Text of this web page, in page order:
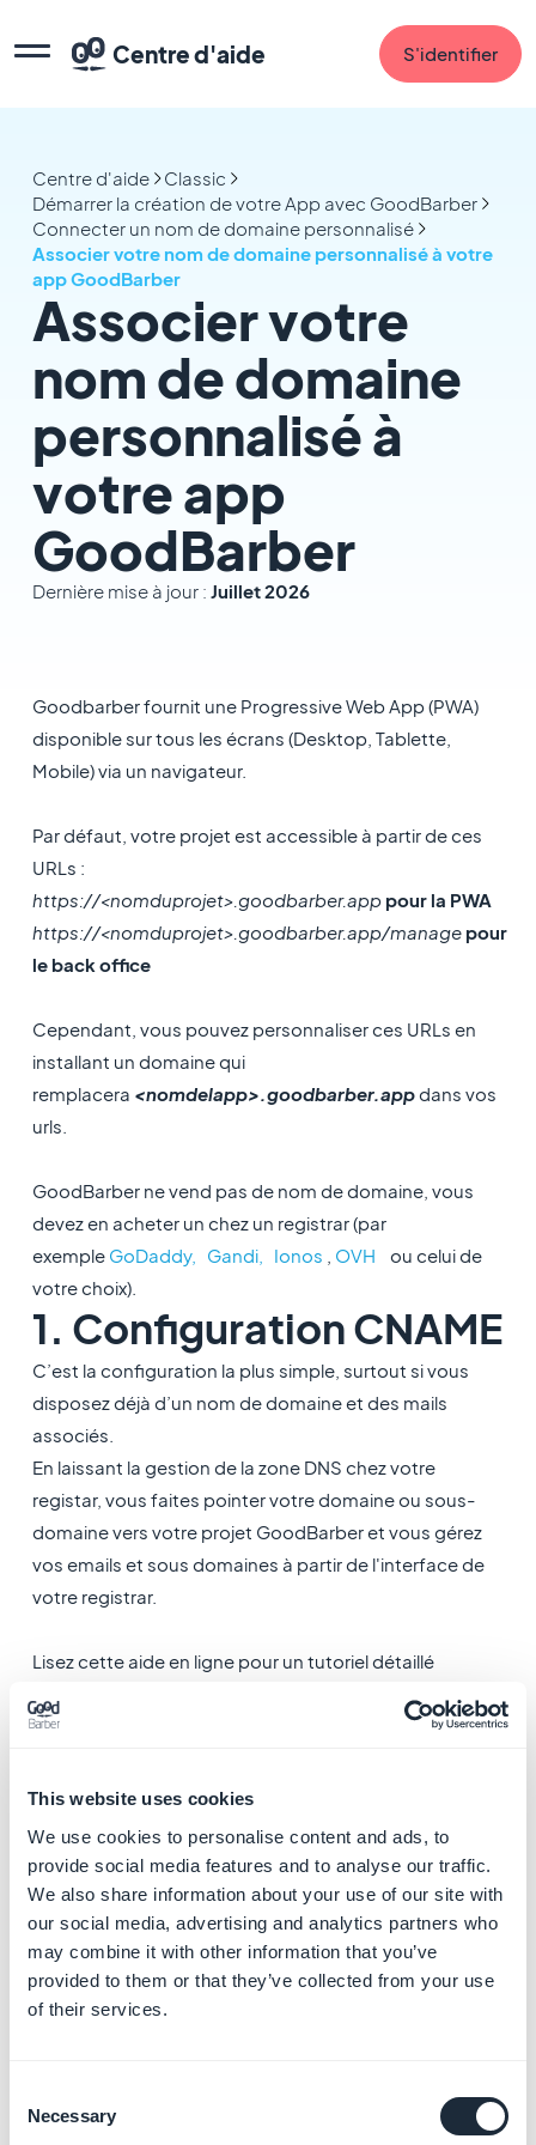
This website uses cookies
We use cookies to personalise content and ads, to
provide social media features and to analyse our traffic.
We also share information about your use of our site with
our social media, advertising and analytics partners who
may combine it with other information that you’ve
provided to them or that they’ve collected from your use
of their services.
Selection
Necessary
Centre d'aide S'identifier
Centre d'aide
Classic
Démarrer la création de votre App avec GoodBarber
Connecter un nom de domaine personnalisé
Associer votre nom de domaine personnalisé à votre
app GoodBarber
Associer votre
nom de domaine
personnalisé à
votre app
GoodBarber
Dernière mise à jour : Juillet 2026
Goodbarber fournit une Progressive Web App (PWA)
disponible sur tous les écrans (Desktop, Tablette,
Mobile) via un navigateur.
Par défaut, votre projet est accessible à partir de ces
URLs :
https://<nomduprojet>.goodbarber.app pour la PWA
https://<nomduprojet>.goodbarber.app/manage pour
le back office
Cependant, vous pouvez personnaliser ces URLs en
installant un domaine qui
remplacera <nomdelapp>.goodbarber.appdans vos
urls.
GoodBarber ne vend pas de nom de domaine, vous
devez en acheter un chez un registrar (par
exemple GoDaddy, Gandi, Ionos OVH ou celui de
votre choix).
1. Configuration CNAME
C’est la configuration la plus simple, surtout si vous
disposez déjà d’un nom de domaine et des mails
associés.
En laissant la gestion de la zone DNS chez votre
registar, vous faites pointer votre domaine ou sous-
domaine vers votre projet GoodBarber et vous gérez
vos emails et sous domaines à partir de l'interface de
votre registrar.
Lisez cette aide en ligne pour un tutoriel détaillé
2. Configuration DNS
DNS.
DNS signifie Domain Name System, cela contrôle le
nom de domaine et les emails associés.
Attention : si vous utilisez déjà votre domaine ailleurs
que sur votre projet GoodBarber, ou que vous avez
déjà des emails existants liés à votre domaine, ne